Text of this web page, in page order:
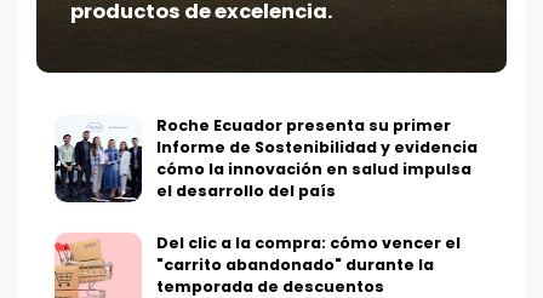
productos de excelencia.
Roche Ecuador presenta su primer
Informe de Sostenibilidad y evidencia
cómo la innovación en salud impulsa
el desarrollo del país
Del clic a la compra: cómo vencer el
"carrito abandonado" durante la
temporada de descuentos